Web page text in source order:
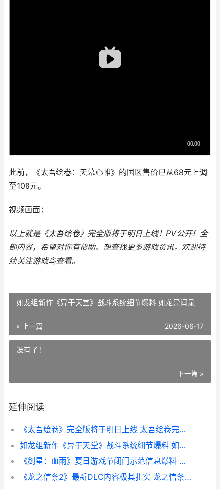
此前，《太吾绘卷：天幕心帷》的国区售价已从68元上调
至108元。
视频画面：
以上就是《太吾绘卷》完全版将于明日上线！PV公开！全
部内容，希望对你有帮助。 想查找更多游戏资讯，欢迎持
续关注游戏鸟查看。
如龙组新作《异于天堂》战斗系统细节爆料 如龙异闻录
« 上一篇 2026-06-17
没有了！
下一篇 »
延伸阅读
《太吾绘卷》完全版将于明日上线 太吾绘卷完全版
如龙组新作《异于天堂》战斗系统细节爆料 如龙异闻录
《剑星：血雨》夏日游戏节闭门示范信息爆料 剑星血雨什么时候出
《龙之信条2》最新DLC内容极其扎实 龙之信条2dlc最新消息